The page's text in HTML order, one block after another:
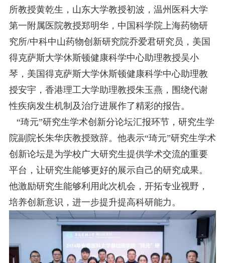
所教授黄乾生，山东大学教授初波，温州医科大学
第一附属医院教授郑明华，中国科学院上海药物研
究所/中科中山药物创新研究院乔爱君研究员，美国
得克萨斯大学休斯顿健康科学中心助理教授吴小
琴，美国得克萨斯大学休斯顿健康科学中心助理教
授安宇，香港理工大学助理教授朱玉燕，围绕代谢
性疾病发生机制及治疗进展作了精彩的报告。
“琦元”研究生学术创新分论坛汇报环节，研究生学
院副院长朱华庆教授致辞。他表示“琦元”研究生学术
创新论坛是为学校广大研究生提供学术交流的重要
平台，让研究生能够更好的展示自己的研究成果。
他激励研究生能够利用此次机会，开拓专业视野，
培养创新意识，进一步提升提高科研能力。